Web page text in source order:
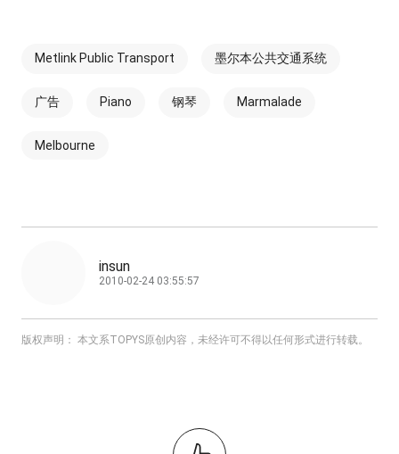
Metlink Public Transport 墨尔本公共交通系统
广告 Piano 钢琴 Marmalade
Melbourne
insun
2010-02-24 03:55:57
版权声明： 本文系TOPYS原创内容，未经许可不得以任何形式进行转载。